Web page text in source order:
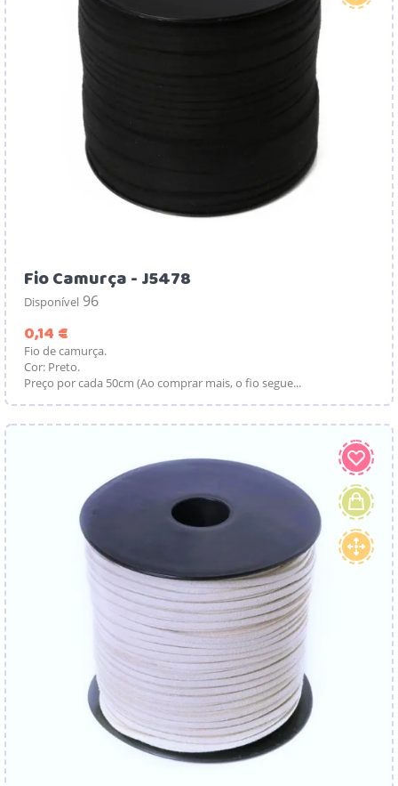
Fio Camurça - J5478
Disponível 96
0,14 €
Fio de camurça.
Cor: Preto.
Preço por cada 50cm (Ao comprar mais, o fio segue...